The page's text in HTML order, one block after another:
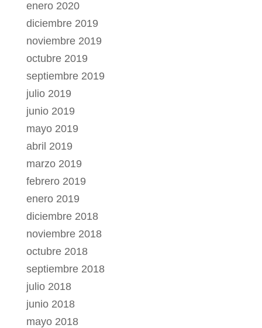
enero 2020
diciembre 2019
noviembre 2019
octubre 2019
septiembre 2019
julio 2019
junio 2019
mayo 2019
abril 2019
marzo 2019
febrero 2019
enero 2019
diciembre 2018
noviembre 2018
octubre 2018
septiembre 2018
julio 2018
junio 2018
mayo 2018